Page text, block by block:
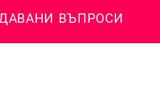
ВЪПРОСИ